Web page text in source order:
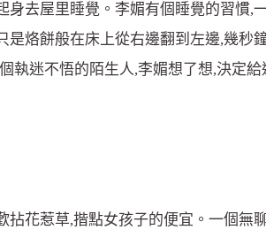
去屋里睡覺。李媚有個睡覺的習慣,
烙餅般在床上從右邊翻到左邊,幾秒
執迷不悟的陌生人,李媚想了想,決定
花惹草,揩點女孩子的便宜。一個無